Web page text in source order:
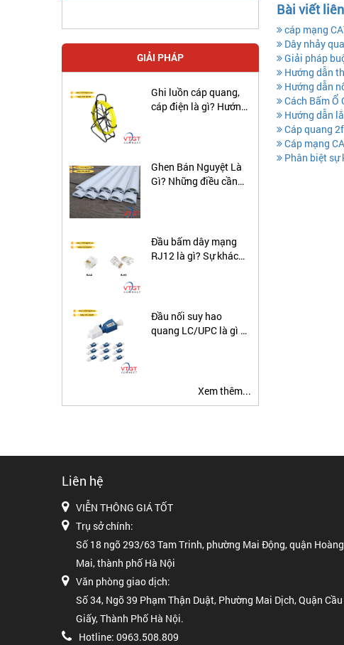
GIẢI PHÁP
Ghi luồn cáp quang,
cáp điện là gì? Hướng
Ghen Bán Nguyệt Là
Gì? Những điều cần
Đầu bấm dây mạng
RJ12 là gì? Sự khác
Đầu nối suy hao
quang LC/UPC là gì ?
Xem thêm...
Bài viết
cáp mạng
Dây nhảy
Giải pháp
Hướng dẫn
Hướng dẫn
Cách Bấm Ổ
Hướng dẫn
Cáp quang
Cáp mạng
Phân biệt sự
Liên hệ
VIỄN THÔNG GIÁ TỐT
Trụ sở chính:
Số 18 ngõ 293/63 Tam Trinh, phường Mai Động, quận Hoàng
Mai, thành phố Hà Nội
Văn phòng giao dịch:
Số 34, Ngõ 39 Phạm Thận Duật, Phường Mai Dịch, Quận Cầu
Giấy, Thành Phố Hà Nội.
Hotline: 0963.508.809